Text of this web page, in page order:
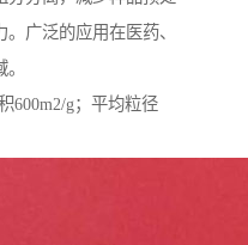
广泛的应用在医药、
600m2/g；平均粒径